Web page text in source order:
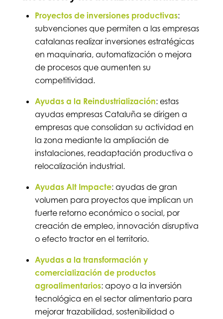
Proyectos de inversiones productivas:
subvenciones que permiten a las empresas
catalanas realizar inversiones estratégicas
en maquinaria, automatización o mejora
de procesos que aumenten su
competitividad.
Ayudas a la Reindustrialización: estas
ayudas empresas Cataluña se dirigen a
empresas que consolidan su actividad en
la zona mediante la ampliación de
instalaciones, readaptación productiva o
relocalización industrial.
Ayudas Alt Impacte: ayudas de gran
volumen para proyectos que implican un
fuerte retorno económico o social, por
creación de empleo, innovación disruptiva
o efecto tractor en el territorio.
Ayudas a la transformación y
comercialización de productos
agroalimentarios: apoyo a la inversión
tecnológica en el sector alimentario para
mejorar trazabilidad, sostenibilidad o